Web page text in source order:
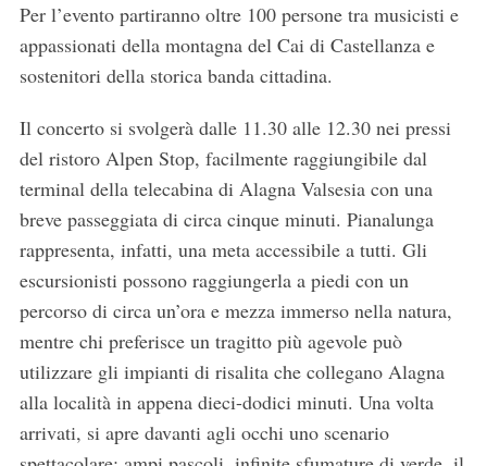
Per l’evento partiranno oltre 100 persone tra musicisti e
appassionati della montagna del Cai di Castellanza e
sostenitori della storica banda cittadina.
Il concerto si svolgerà dalle 11.30 alle 12.30 nei pressi
del ristoro Alpen Stop, facilmente raggiungibile dal
terminal della telecabina di Alagna Valsesia con una
breve passeggiata di circa cinque minuti. Pianalunga
rappresenta, infatti, una meta accessibile a tutti. Gli
escursionisti possono raggiungerla a piedi con un
percorso di circa un’ora e mezza immerso nella natura,
mentre chi preferisce un tragitto più agevole può
utilizzare gli impianti di risalita che collegano Alagna
alla località in appena dieci-dodici minuti. Una volta
arrivati, si apre davanti agli occhi uno scenario